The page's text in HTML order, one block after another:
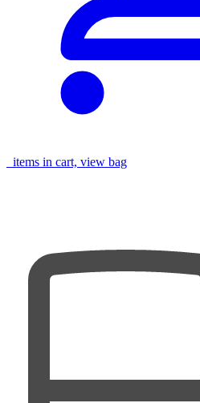
items in cart, view bag